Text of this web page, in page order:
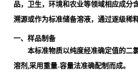
品，卫生，环境和农业等领域相应成分
溯源或作为标准储备溶液，通过逐级稀
一、样品制备
本标准物质以纯度经准确定值的二
溶剂,采用重量-容量法准确配制而成